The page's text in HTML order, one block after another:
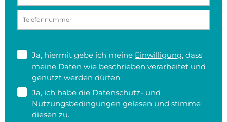
Ja, hiermit gebe ich meine Einwilligung, dass
meine Daten wie beschrieben verarbeitet und
genutzt werden dürfen.
Ja, ich habe die Datenschutz- und
Nutzungsbedingungen gelesen und stimme
diesen zu.